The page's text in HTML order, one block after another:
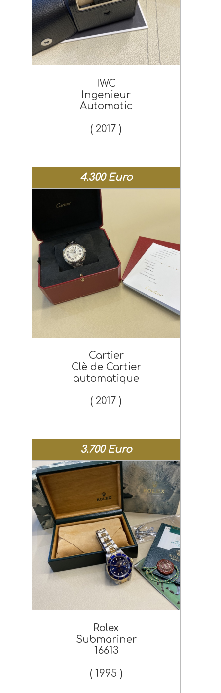
IWC
Ingenieur
Automatic
( 2017 )
4.300 Euro
Cartier
Clè de Cartier
automatique
( 2017 )
3.700 Euro
Rolex
Submariner
16613
( 1995 )